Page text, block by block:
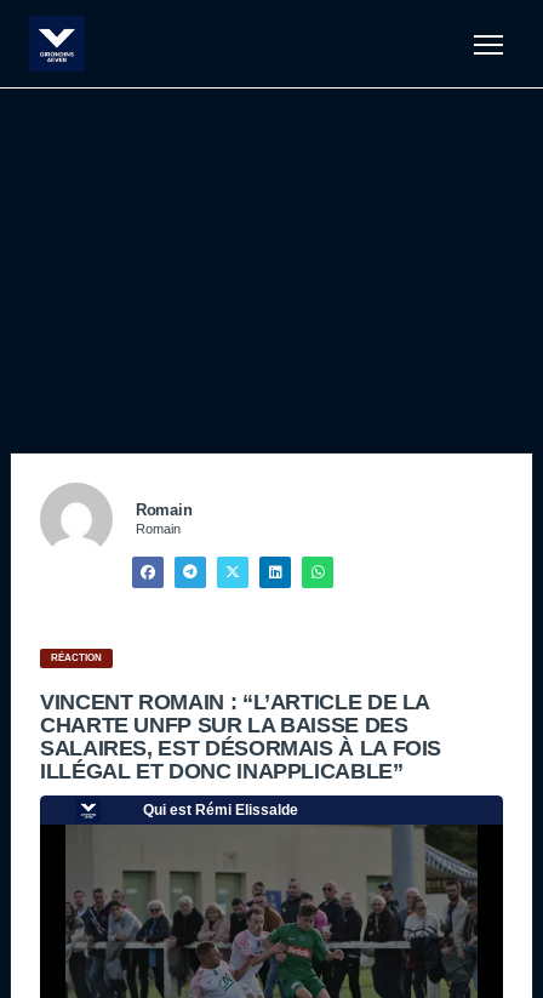
Romain
Romain
RÉACTION
VINCENT ROMAIN : “L’ARTICLE DE LA
CHARTE UNFP SUR LA BAISSE DES
SALAIRES, EST DÉSORMAIS À LA FOIS
ILLÉGAL ET DONC INAPPLICABLE”